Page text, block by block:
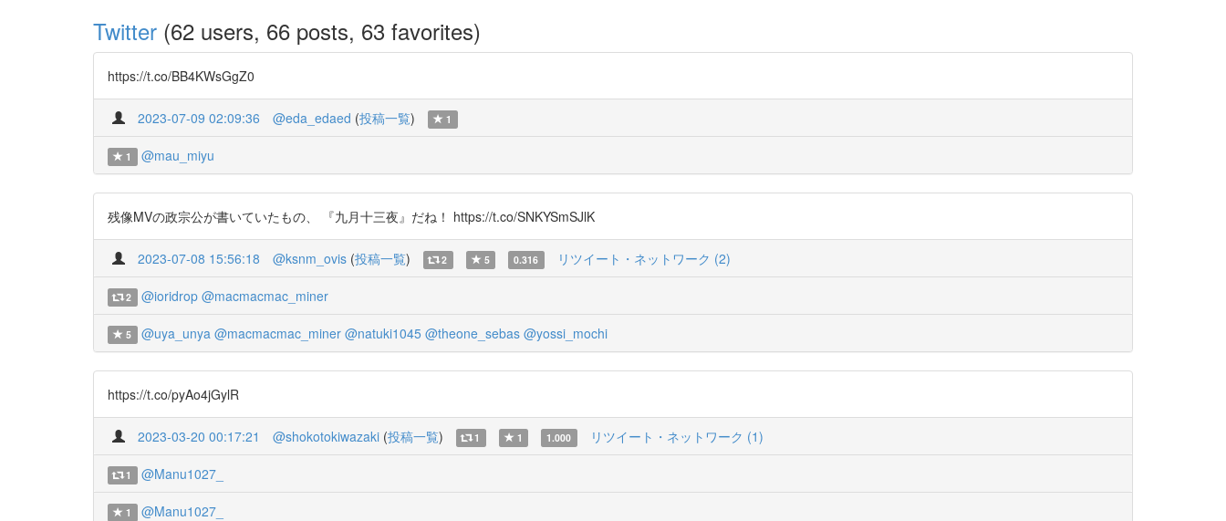
Twitter (62 users, 66 posts, 63 favorites)
https://t.co/BB4KWsGgZ0
2023-07-09 02:09:36 @eda_edaed (投稿一覧) 1
1 @mau_miyu
残像MVの政宗公が書いていたもの、 『九月十三夜』だね！ https://t.co/SNKYSmSJlK
2023-07-08 15:56:18 @ksnm_ovis (投稿一覧) 2 5 0.316 リツイート・ネットワーク (2)
2 @ioridrop @macmacmac_miner
5 @uya_unya @macmacmac_miner @natuki1045 @theone_sebas @yossi_mochi
https://t.co/pyAo4jGylR
2023-03-20 00:17:21 @shokotokiwazaki (投稿一覧) 1 1 1.000 リツイート・ネットワーク (1)
1 @Manu1027_
1 @Manu1027_